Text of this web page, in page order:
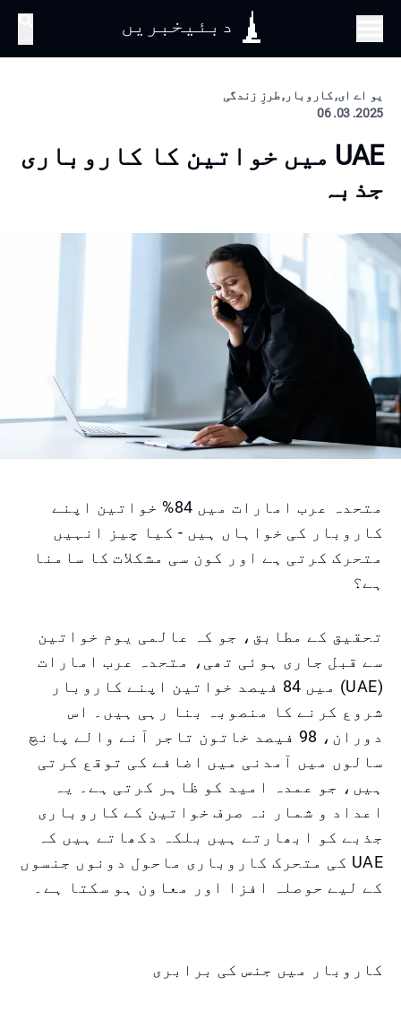
دبئیخبریں
یو اے ای, کاروبار, طرزِ زندگی
2025. 03. 06
UAE میں خواتین کا کاروباری
جذبہ
متحدہ عرب امارات میں 84% خواتین اپنے
کاروبار کی خواہاں ہیں - کیا چیز انہیں
متحرک کرتی ہے اور کون سی مشکلات کا سامنا
ہے؟
تحقیق کے مطابق، جو کہ عالمی یوم خواتین
سے قبل جاری ہوئی تھی، متحدہ عرب امارات
(UAE) میں 84 فیصد خواتین اپنے کاروبار
شروع کرنے کا منصوبہ بنا رہی ہیں۔ اس
دوران، 98 فیصد خاتون تاجر آنے والے پانچ
سالوں میں آمدنی میں اضافے کی توقع کرتی
ہیں، جو عمدہ امید کو ظاہر کرتی ہے۔ یہ
اعداد و شمار نہ صرف خواتین کے کاروباری
جذبے کو ابھارتے ہیں بلکہ دکھاتے ہیں کہ
UAE کی متحرک کاروباری ماحول دونوں جنسوں
کے لیے حوصلہ افزا اور معاون ہو سکتا ہے۔
کاروبار میں جنس کی برابری